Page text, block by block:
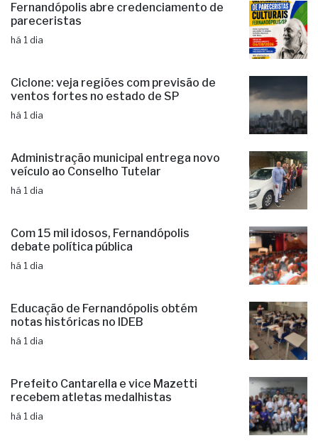
Fernandópolis abre credenciamento de
pareceristas
há 1 dia
Ciclone: veja regiões com previsão de
ventos fortes no estado de SP
há 1 dia
Administração municipal entrega novo
veículo ao Conselho Tutelar
há 1 dia
Com 15 mil idosos, Fernandópolis
debate política pública
há 1 dia
Educação de Fernandópolis obtém
notas históricas no IDEB
há 1 dia
Prefeito Cantarella e vice Mazetti
recebem atletas medalhistas
há 1 dia